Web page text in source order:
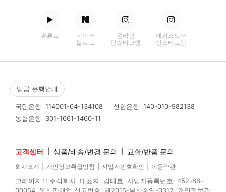
유튜브
네이버
블로그
온라인
인스타그램
메가스토어
인스타그램
입금 은행안내
국민은행 114001-04-134108 신한은행 140-010-982138
농협은행 301-1661-1460-11
고객센터 상품/배송/변경 문의 교환/반품 문의
회사소개 개인정보취급방침 사업자번호확인 이용약관
크레이지11 주식회사 대표자: 김태효 사업자등록번호: 452-86-